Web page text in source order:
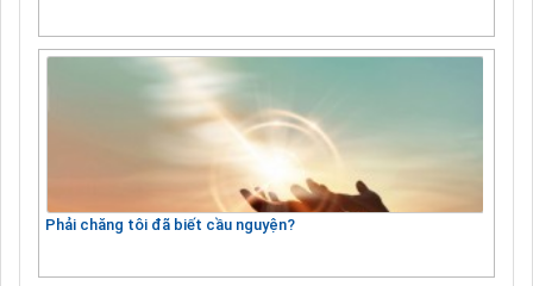
Phải chăng tôi đã biết cầu nguyện?